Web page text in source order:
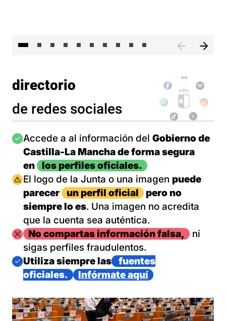
directorio
de redes sociales
Imagen
Accede a al información del Gobierno de
Castilla-La Mancha de forma segura
en
los perfiles oficiales.
Imagen
El logo de la Junta o una imagen puede
parecer
un perfil oficial
pero no
siempre lo es. Una imagen no acredita
que la cuenta sea auténtica.
ImagenNo compartas información falsa,
ni
sigas perfiles fraudulentos.
Imagen
Utiliza siempre las
fuentes
oficiales.
Infórmate aquí